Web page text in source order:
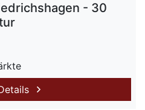
- 30